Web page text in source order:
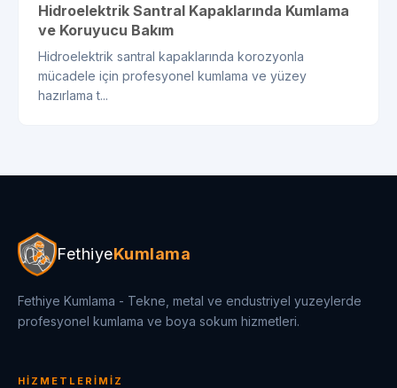
Hidroelektrik Santral Kapaklarında Kumlama
ve Koruyucu Bakım
Hidroelektrik santral kapaklarında korozyonla
mücadele için profesyonel kumlama ve yüzey
hazırlama t...
FethiyeKumlama
Fethiye Kumlama - Tekne, metal ve endustriyel yuzeylerde
profesyonel kumlama ve boya sokum hizmetleri.
HIZMETLERIMIZ